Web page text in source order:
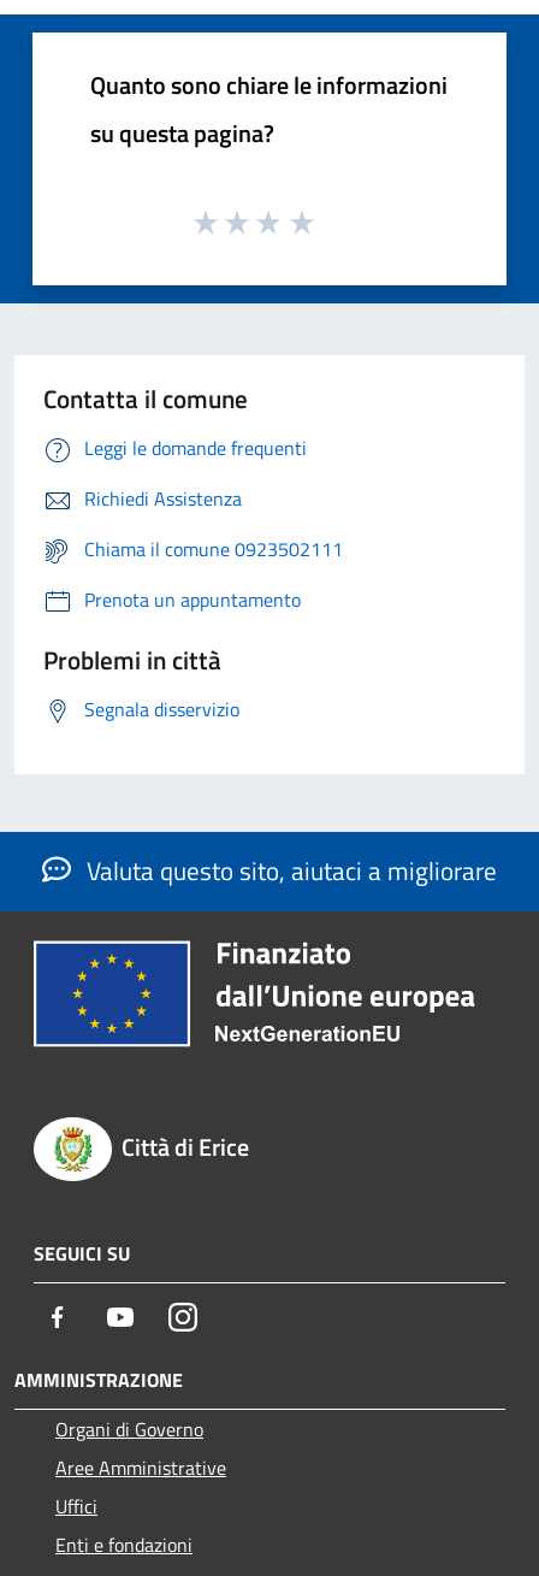
Quanto sono chiare le informazioni
su questa pagina?
Contatta il comune
Leggi le domande frequenti
Richiedi Assistenza
Chiama il comune 0923502111
Prenota un appuntamento
Problemi in città
Segnala disservizio
Valuta questo sito, aiutaci a migliorare
Città di Erice
SEGUICI SU
Facebook YoutubeInstagram
AMMINISTRAZIONE
Organi di Governo
Aree Amministrative
Uffici
Enti e fondazioni